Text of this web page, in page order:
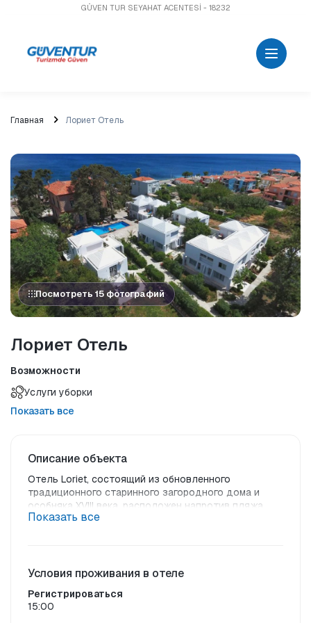
GÜVEN TUR SEYAHAT ACENTESİ - 18232
Главная Лориет Отель
Посмотреть 15 фотографий
Лориет Отель
Возможности
Услуги уборки
Показать все
Описание объекта
Отель Loriet, состоящий из обновленного
традиционного старинного загородного дома и
особняка XVIII века, расположен напротив пляжа
Вариа. Этот великолепный комплекс раскинулся на
В номерах отеля, где вы можете готовить свои
и плавательный бассейн с морской водой. Мини-
кухня с холодильником, телевизор и бесплатный
Показать все
Условия проживания в отеле
Регистрироваться
15:00